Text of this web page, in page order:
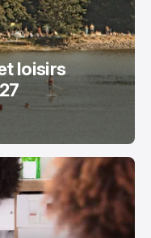
loisirs